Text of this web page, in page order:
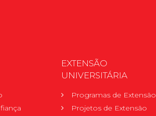
EXTENSÃO
UNIVERSITÁRIA
Programas de Extensão
Projetos de Extensão